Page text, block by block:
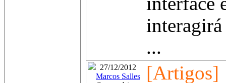
...
27/12/2012
Marcos Salles
[Artigos]